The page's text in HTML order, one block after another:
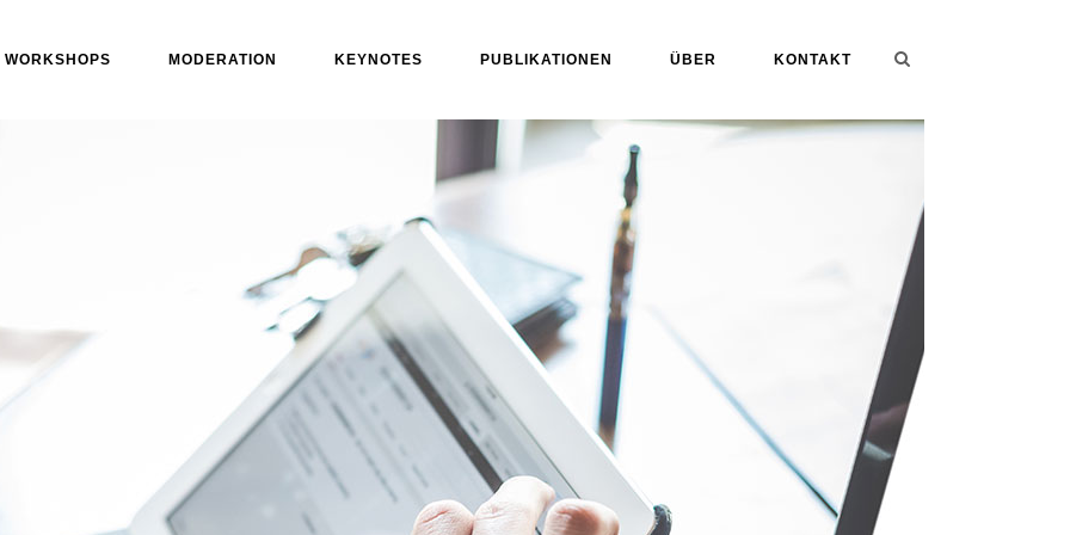
WORKSHOPS MODERATION KEYNOTES PUBLIKATIONEN ÜBER KONTAKT